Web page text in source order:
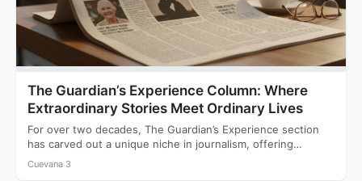
The Guardian’s Experience Column: Where
Extraordinary Stories Meet Ordinary Lives
For over two decades, The Guardian’s Experience section
has carved out a unique niche in journalism, offering
readers…
Cuevana 3